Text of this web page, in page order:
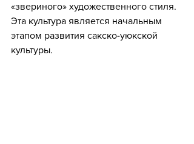
«звериного» художественного стиля.
Эта культура является начальным
этапом развития сакско-уюкской
культуры.